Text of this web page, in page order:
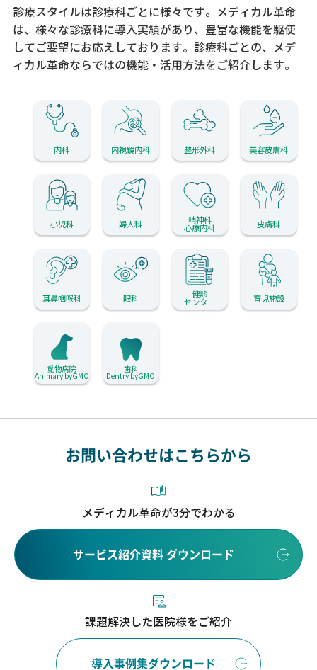
診療スタイルは診療科ごとに様々です。メディカル革命
は、様々な診療科に導入実績があり、 豊富な機能を駆使
してご要望にお応えしております。 診療科ごとの、メデ
ィカル革命ならではの機能・活用方法をご紹介します。
内科 内視鏡内科 整形外科 美容皮膚科
小児科 婦人科 精神科
心療内科 皮膚科
耳鼻咽喉科 眼科 健診
センター 育児施設
動物病院
Animary byGMO
歯科
Dentry byGMO
お問い合わせはこちらから
メディカル革命が3分でわかる
サービス紹介資料 ダウンロード
課題解決した医院様をご紹介
導入事例集ダウンロード